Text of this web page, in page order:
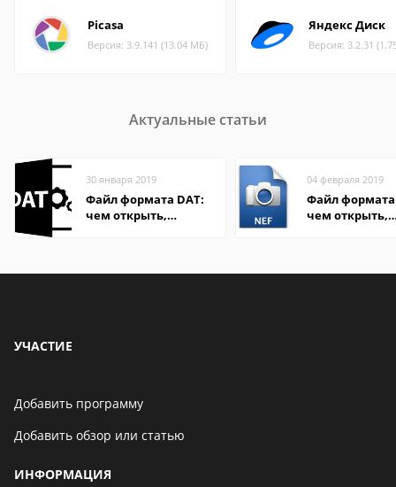
Picasa
Версия: 3.9.141 (13.04 МБ)
Яндекс Диск
Версия: 3.2.31
Актуальные статьи
30 января 2019
Файл формата DAT:
чем открыть,
04 февраля 2019
Файл формата
чем открыть,
УЧАСТИЕ
Добавить программу
Добавить обзор или статью
ИНФОРМАЦИЯ